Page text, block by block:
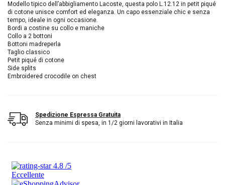
Modello tipico dell’abbigliamento Lacoste, questa polo L.12.12 in petit piqué
di cotone unisce comfort ed eleganza. Un capo essenziale chic e senza
tempo, ideale in ogni occasione.
Bordi a costine su collo e maniche
Collo a 2 bottoni
Bottoni madreperla
Taglio classico
Petit piqué di cotone
Side splits
Embroidered crocodile on chest
Spedizione Espressa Gratuita
Senza minimi di spesa, in 1/2 giorni lavorativi in Italia